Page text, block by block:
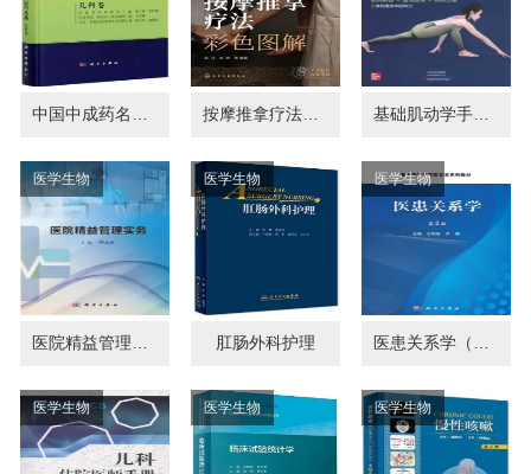
按摩推拿疗法彩色图解 基础肌动学手册 第20版
医学生物 医学生物
肛肠外科护理
医学生物
医学生物 医学生物 医学生物